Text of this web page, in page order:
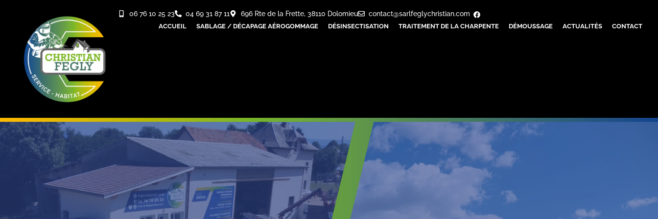
06 76 10 25 23 04 69 31 87 11 696 Rte de la Frette, 38110 Dolomieu contact@sarlfeglychristian.com
ACCUEIL SABLAGE / DÉCAPAGE AÉROGOMMAGE DÉSINSECTISATION TRAITEMENT DE LA CHARPENTE DÉMOUSSAGE ACTUALITÉS CONTACT